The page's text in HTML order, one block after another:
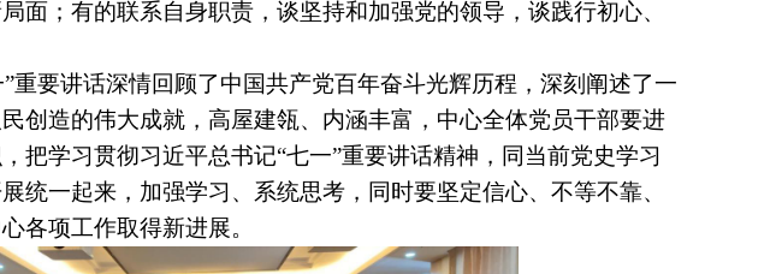
面；有的联系自身职责，谈坚持和加强党的领导，谈践行初心、
”重要讲话深情回顾了中国共产党百年奋斗光辉历程，深刻阐述了一
创造的伟大成就，高屋建瓴、内涵丰富， 中心全体党员干部要进
把学习贯彻习近平总书记“七一”重要讲话精神， 同当前党史学习
统一起来，加强学习、系统思考，同时要坚定信心、不等不靠、
各项工作取得新进展。